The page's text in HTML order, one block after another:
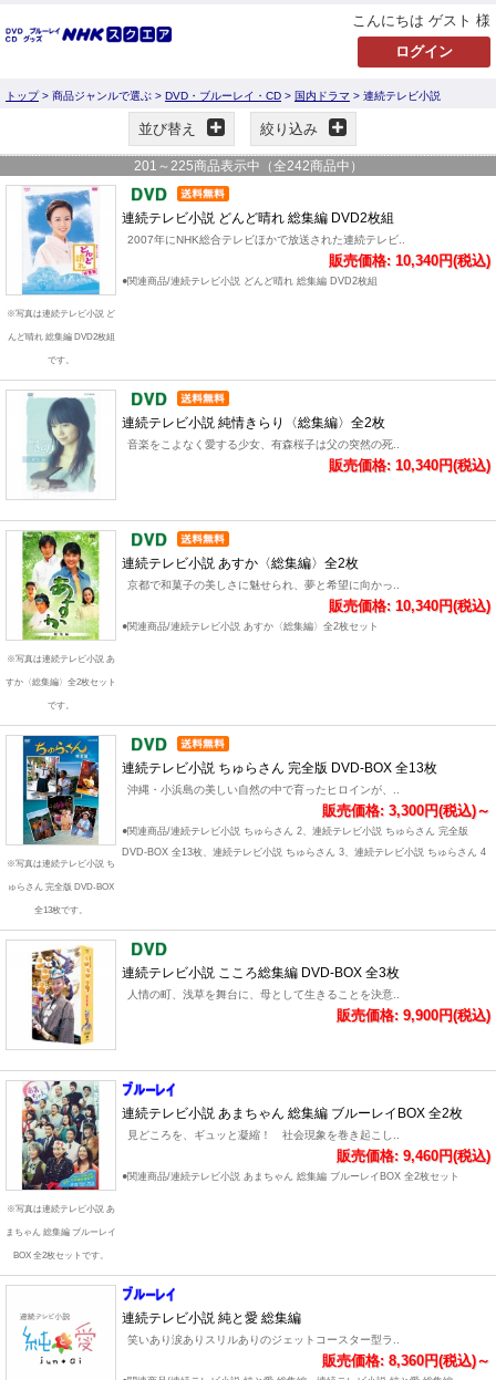
こんにちは ゲスト 様
トップ> 商品ジャンルで選ぶ > DVD・ブルーレイ・CD > 国内ドラマ > 連続テレビ小説
並び替え 絞り込み
201 ～ 225商品表示中（全242商品中）
※写真は連続テレビ小説 ど
んど晴れ 総集編 DVD2枚組
です。
連続テレビ小説 どんど晴れ 総集編 DVD2枚組
2007年にNHK総合テレビほかで放送された連続テレビ..
販売価格: 10,340円(税込)
●関連商品/連続テレビ小説 どんど晴れ 総集編 DVD2枚組
連続テレビ小説 純情きらり〈総集編〉全2枚
音楽をこよなく愛する少女、有森桜子は父の突然の死..
販売価格: 10,340円(税込)
※写真は連続テレビ小説 あ
すか〈総集編〉全2枚セット
です。
連続テレビ小説 あすか〈総集編〉全2枚
京都で和菓子の美しさに魅せられ、夢と希望に向かっ..
販売価格: 10,340円(税込)
●関連商品/連続テレビ小説 あすか〈総集編〉全2枚セット
※写真は連続テレビ小説 ち
ゅらさん 完全版 DVD-BOX
全13枚です。
連続テレビ小説 ちゅらさん 完全版 DVD-BOX 全13枚
沖縄・小浜島の美しい自然の中で育ったヒロインが、..
販売価格: 3,300円(税込)～
●関連商品/連続テレビ小説 ちゅらさん 2、連続テレビ小説 ちゅらさん 完全版
DVD-BOX 全13枚、連続テレビ小説 ちゅらさん 3、連続テレビ小説 ちゅらさん 4
連続テレビ小説 こころ総集編 DVD-BOX 全3枚
人情の町、浅草を舞台に、母として生きることを決意..
販売価格: 9,900円(税込)
※写真は連続テレビ小説 あ
まちゃん 総集編 ブルーレイ
BOX 全2枚セットです。
連続テレビ小説 あまちゃん 総集編 ブルーレイBOX 全2枚
見どころを、ギュッと凝縮！ 社会現象を巻き起こし..
販売価格: 9,460円(税込)
●関連商品/連続テレビ小説 あまちゃん 総集編 ブルーレイBOX 全2枚セット
連続テレビ小説 純と愛 総集編
笑いあり涙ありスリルありのジェットコースター型ラ..
販売価格: 8,360円(税込)～